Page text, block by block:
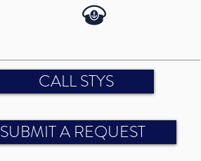
CALL STYS
SUBMIT A REQUEST